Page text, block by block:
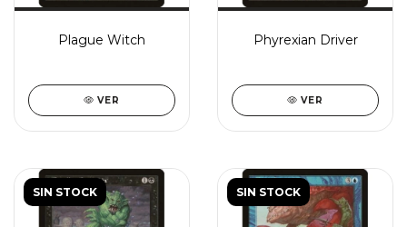
Plague Witch
VER
Phyrexian Driver
VER
SIN STOCK SIN STOCK